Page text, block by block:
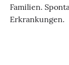
Familien.
Erkrankungen.